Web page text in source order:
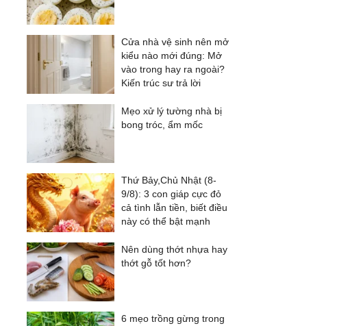
Cửa nhà vệ sinh nên mở
kiểu nào mới đúng: Mở
vào trong hay ra ngoài?
Kiến trúc sư trả lời
Mẹo xử lý tường nhà bị
bong tróc, ẩm mốc
Thứ Bảy,Chủ Nhật (8-
9/8): 3 con giáp cực đỏ
cả tình lẫn tiền, biết điều
này có thể bật mạnh
Nên dùng thớt nhựa hay
thớt gỗ tốt hơn?
6 mẹo trồng gừng trong